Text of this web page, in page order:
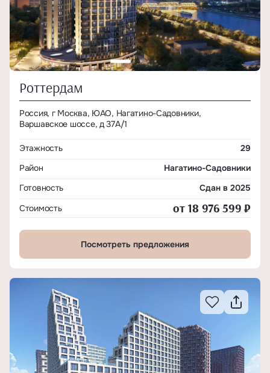
Роттердам
Россия, г Москва, ЮАО, Нагатино-Садовники,
Варшавское шоссе, д 37А/1
Этажность
29
Район
Нагатино-Садовники
Готовность
Сдан в 2025
Стоимость
от 18 976 599 ₽
Посмотреть предложения